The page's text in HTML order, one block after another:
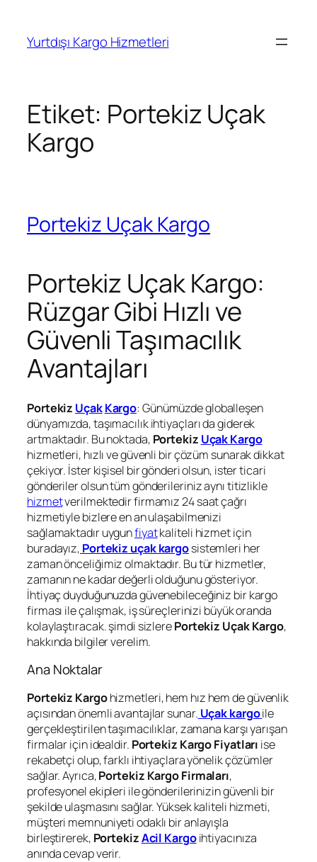
Yurtdışı Kargo Hizmetleri
Etiket: Portekiz Uçak
Kargo
Portekiz Uçak Kargo
Portekiz Uçak Kargo:
Rüzgar Gibi Hızlı ve
Güvenli Taşımacılık
Avantajları
Portekiz UçakKargo: Günümüzde globalleşen
dünyamızda, taşımacılık ihtiyaçları da giderek
artmaktadır. Bu noktada, Portekiz Uçak Kargo
hizmetleri, hızlı ve güvenli bir çözüm sunarak dikkat
çekiyor. İster kişisel bir gönderi olsun, ister ticari
gönderiler olsun tüm gönderileriniz aynı titizlikle
hizmetverilmektedir firmamız 24 saat çağrı
hizmetiyle bizlere en an ulaşabilmenizi
sağlamaktadır uygunfiyatkaliteli hizmet için
buradayız, Portekiz uçak kargosistemleri her
zaman önceliğimiz olmaktadır. Bu tür hizmetler,
zamanın ne kadar değerli olduğunu gösteriyor.
İhtiyaç duyduğunuzda güvenebileceğiniz bir kargo
firması ile çalışmak, iş süreçlerinizi büyük oranda
kolaylaştıracak. şimdi sizlerePortekiz Uçak Kargo,
hakkında bilgiler verelim.
Ana Noktalar
Portekiz Kargohizmetleri, hem hız hem de güvenlik
açısından önemli avantajlar sunar. Uçak kargoile
gerçekleştirilen taşımacılıklar, zamana karşı yarışan
firmalar için idealdir. Portekiz Kargo Fiyatları ise
rekabetçi olup, farklı ihtiyaçlara yönelik çözümler
sağlar. Ayrıca,Portekiz Kargo Firmaları,
profesyonel ekipleri ile gönderilerinizin güvenli bir
şekilde ulaşmasını sağlar. Yüksek kaliteli hizmeti,
müşteri memnuniyeti odaklı bir anlayışla
birleştirerek, PortekizAcil Kargoihtiyacınıza
anında cevap verir.